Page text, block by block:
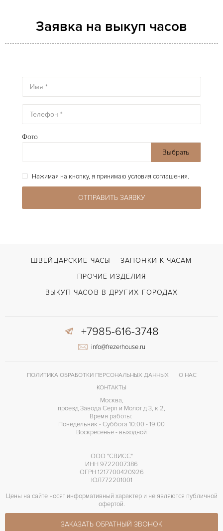
Заявка на выкуп часов
Фото
Выбрать
Нажимая на кнопку, я принимаю условия соглашения.
ШВЕЙЦАРСКИЕ ЧАСЫ
ЗАПОНКИ К ЧАСАМ
ПРОЧИЕ ИЗДЕЛИЯ
ВЫКУП ЧАСОВ В ДРУГИХ ГОРОДАХ
+7985-616-3748
info@frezerhouse.ru
ПОЛИТИКА ОБРАБОТКИ ПЕРСОНАЛЬНЫХ ДАННЫХ
О НАС
КОНТАКТЫ
Москва,
проезд Завода Серп и Молот д 3, к 2,
Время работы:
Понедельник - Суббота 10:00 - 19:00
Воскресенье - выходной
ООО "СВИСС"
ИНН 9722007386
ОГРН 1217700420926
ЮЛ772201001
Цены на сайте носят информативный характер и не являются публичной
офертой.
ЗАКАЗАТЬ ОБРАТНЫЙ ЗВОНОК